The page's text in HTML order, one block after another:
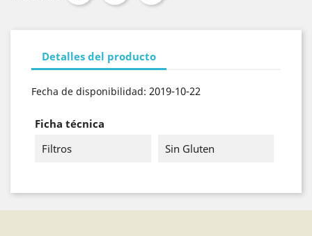
Detalles del producto
Fecha de disponibilidad: 2019-10-22
Ficha técnica
Filtros
Sin Gluten